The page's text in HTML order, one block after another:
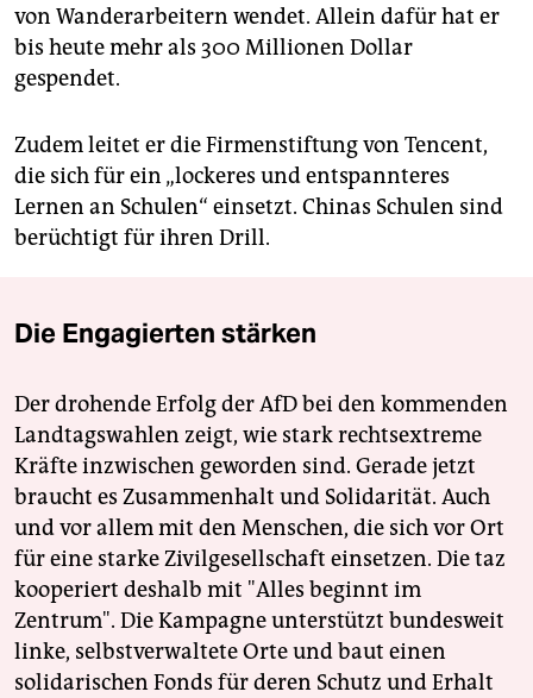
von Wanderarbeitern wendet. Allein dafür hat er
bis heute mehr als 300 Millionen Dollar
gespendet.
Zudem leitet er die Firmenstiftung von Tencent,
die sich für ein „lockeres und entspannteres
Lernen an Schulen“ einsetzt. Chinas Schulen sind
berüchtigt für ihren Drill.
Die Engagierten stärken
Der drohende Erfolg der AfD bei den kommenden
Landtagswahlen zeigt, wie stark rechtsextreme
Kräfte inzwischen geworden sind. Gerade jetzt
braucht es Zusammenhalt und Solidarität. Auch
und vor allem mit den Menschen, die sich vor Ort
für eine starke Zivilgesellschaft einsetzen. Die taz
kooperiert deshalb mit "Alles beginnt im
Zentrum". Die Kampagne unterstützt bundesweit
linke, selbstverwaltete Orte und baut einen
solidarischen Fonds für deren Schutz und Erhalt